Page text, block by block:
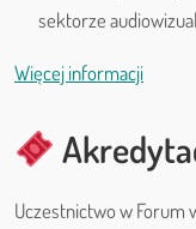
sektorze
Więcej informacji
Uczestnictwo w Forum